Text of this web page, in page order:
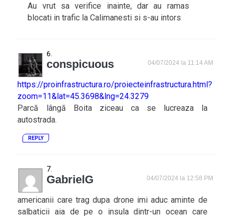
Au vrut sa verifice inainte, dar au ramas
blocati in trafic la Calimanesti si s-au intors
conspicuous 04/07/2024 la 11:14 AM
https://proinfrastructura.ro/proiecteinfrastructura.html?
zoom=11&lat=45.3698&lng=24.3279
Parcă lângă Boita ziceau ca se lucreaza la
autostrada.
REPLY
GabrielG 04/07/2024 la 12:58 PM
americanii care trag dupa drone imi aduc aminte de
salbaticii aia de pe o insula dintr-un ocean care